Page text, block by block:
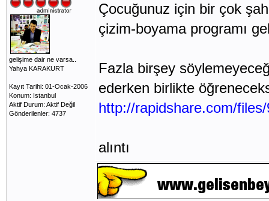
gelişime dair ne varsa..
Yahya KARAKURT
Kayıt Tarihi: 01-Ocak-2006
Konum: Istanbul
Aktif Durum: Aktif Değil
Gönderilenler: 4737
Çocuğunuz için bir çok
çizim-boyama programı
Fazla birşey
ederken birlikte
http://rapidshare.com/
alıntı